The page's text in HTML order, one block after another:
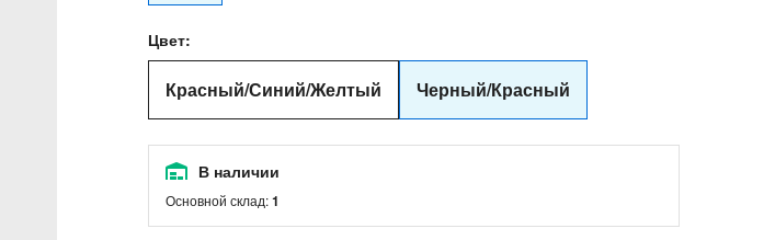
Цвет:
Красный/Синий/Желтый Черный/Красный
В наличии
Основной склад:1